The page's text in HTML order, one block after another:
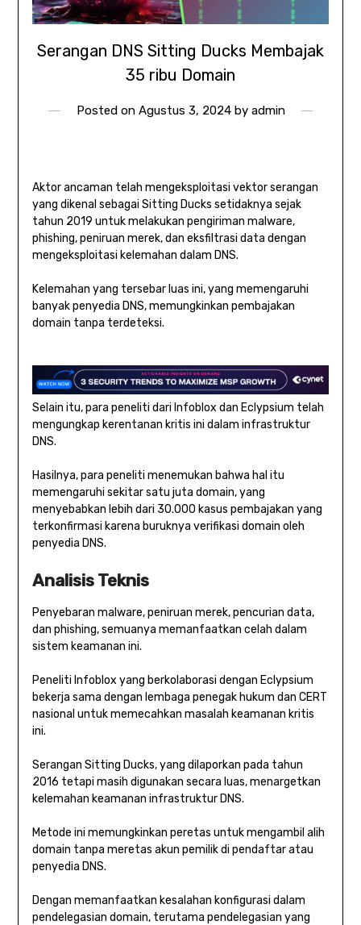
Serangan DNS Sitting Ducks Membajak
35 ribu Domain
Posted on Agustus 3, 2024by admin
Aktor ancaman telah mengeksploitasi vektor serangan
yang dikenal sebagai Sitting Ducks setidaknya sejak
tahun 2019 untuk melakukan pengiriman malware,
phishing, peniruan merek, dan eksfiltrasi data dengan
mengeksploitasi kelemahan dalam DNS.
Kelemahan yang tersebar luas ini, yang memengaruhi
banyak penyedia DNS, memungkinkan pembajakan
domain tanpa terdeteksi.
Selain itu, para peneliti dari Infoblox dan Eclypsium telah
mengungkap kerentanan kritis ini dalam infrastruktur
DNS.
Hasilnya, para peneliti menemukan bahwa hal itu
memengaruhi sekitar satu juta domain, yang
menyebabkan lebih dari 30.000 kasus pembajakan yang
terkonfirmasi karena buruknya verifikasi domain oleh
penyedia DNS.
Analisis Teknis
Penyebaran malware, peniruan merek, pencurian data,
dan phishing, semuanya memanfaatkan celah dalam
sistem keamanan ini.
Peneliti Infoblox yang berkolaborasi dengan Eclypsium
bekerja sama dengan lembaga penegak hukum dan CERT
nasional untuk memecahkan masalah keamanan kritis
ini.
Serangan Sitting Ducks, yang dilaporkan pada tahun
2016 tetapi masih digunakan secara luas, menargetkan
kelemahan keamanan infrastruktur DNS.
Metode ini memungkinkan peretas untuk mengambil alih
domain tanpa meretas akun pemilik di pendaftar atau
penyedia DNS.
Dengan memanfaatkan kesalahan konfigurasi dalam
pendelegasian domain, terutama pendelegasian yang